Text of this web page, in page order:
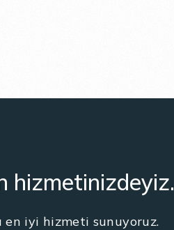
hizmetinizdeyiz.
en iyi hizmeti sunuyoruz.